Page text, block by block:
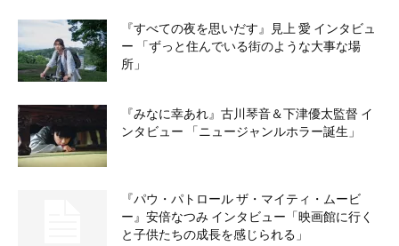
『すべての夜を思いだす』見上 愛 インタビュ
ー 「ずっと住んでいる街のような大事な場
所」
『みなに幸あれ』古川琴音＆下津優太監督 イ
ンタビュー 「ニュージャンルホラー誕生」
『パウ・パトロール ザ・マイティ・ムービ
ー』安倍なつみ インタビュー「映画館に行く
と子供たちの成長を感じられる」